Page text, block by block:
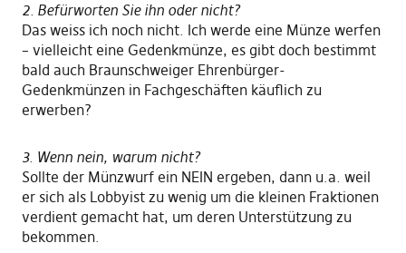
2. Befürworten Sie ihn oder nicht?
Das weiss ich noch nicht. Ich werde eine Münze werfen
– vielleicht eine Gedenkmünze, es gibt doch bestimmt
bald auch Braunschweiger Ehrenbürger-
Gedenkmünzen in Fachgeschäften käuflich zu
erwerben?
3. Wenn nein, warum nicht?
Sollte der Münzwurf ein NEIN ergeben, dann u.a. weil
er sich als Lobbyist zu wenig um die kleinen Fraktionen
verdient gemacht hat, um deren Unterstützung zu
bekommen.